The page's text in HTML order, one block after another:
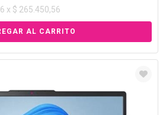
6 x $ 265.450,56